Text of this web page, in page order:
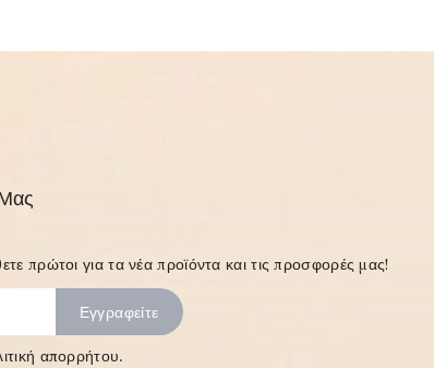
για τα νέα προϊόντα και τις προσφορές μας!
απορρήτου.